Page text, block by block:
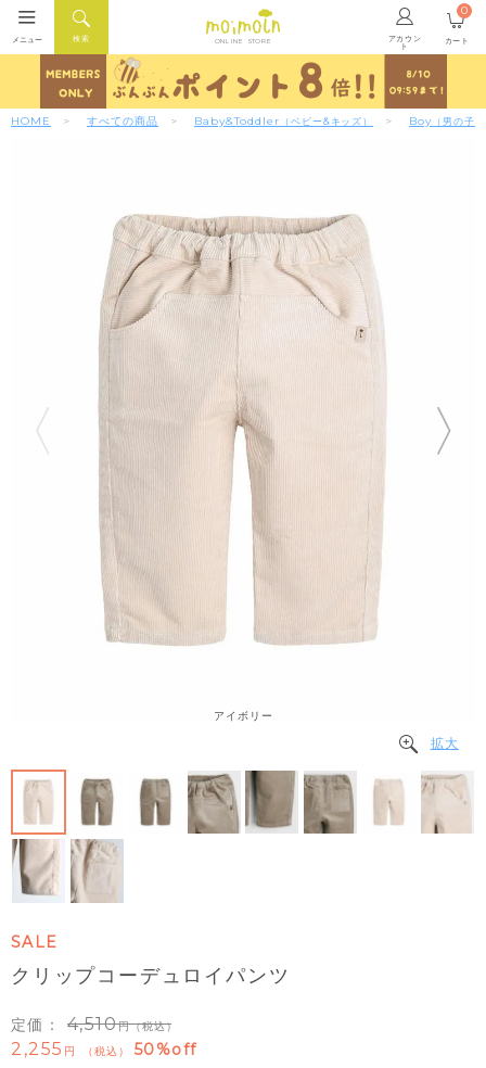
ONLINE STORE アカウン
ト
検索
メニュー カート
0
HOME すべての商品 Baby&Toddler （ベビー&キッズ） Boy （男の子）
アイボリー
拡大
SALE
クリップコーデュロイパンツ
定価： 4,510 （税込）
2,255 税込 50%off